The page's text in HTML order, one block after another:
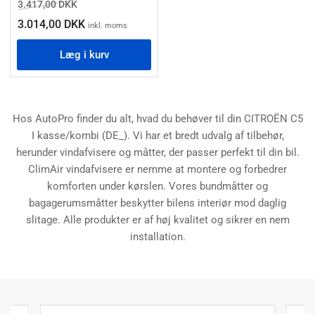
Normalpris
3.417,00 DKKSalgspris
3.014,00 DKK inkl. moms
Læg i kurv
Hos AutoPro finder du alt, hvad du behøver til din CITROËN C5
I kasse/kombi (DE_). Vi har et bredt udvalg af tilbehør,
herunder vindafvisere og måtter, der passer perfekt til din bil.
ClimAir vindafvisere er nemme at montere og forbedrer
komforten under kørslen. Vores bundmåtter og
bagagerumsmåtter beskytter bilens interiør mod daglig
slitage. Alle produkter er af høj kvalitet og sikrer en nem
installation.